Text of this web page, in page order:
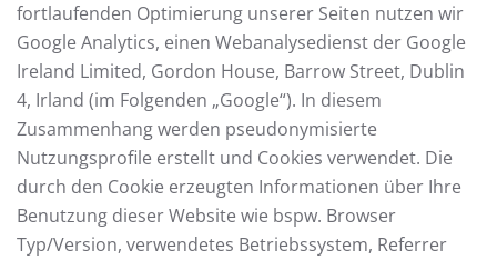
fortlaufenden Optimierung unserer Seiten nutzen wir
Google Analytics, einen Webanalysedienst der Google
Ireland Limited, Gordon House, Barrow Street, Dublin
4, Irland (im Folgenden „Google“). In diesem
Zusammenhang werden pseudonymisierte
Nutzungsprofile erstellt und Cookies verwendet. Die
durch den Cookie erzeugten Informationen über Ihre
Benutzung dieser Website wie bspw. Browser
Typ/Version, verwendetes Betriebssystem, Referrer